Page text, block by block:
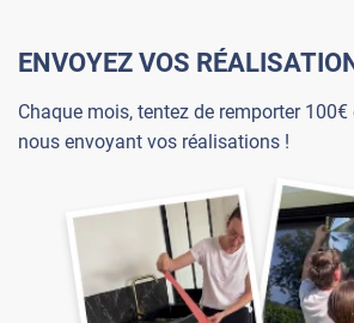
ENVOYEZ VOS
Chaque mois, tentez de remporter
nous envoyant vos réalisations !